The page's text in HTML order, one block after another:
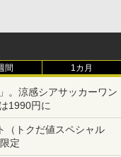
間 1カ月
。涼感シアサッカーワン
1990円に
（トクだ値スペシャル
定